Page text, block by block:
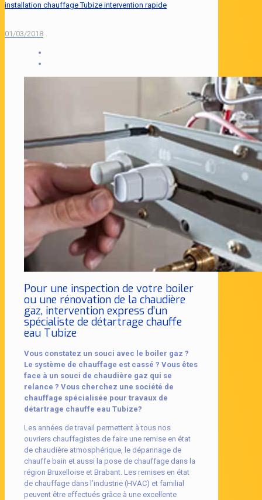
installation chauffage Tubize intervention rapide
01/03/2018
Pour une inspection de votre boiler
ou une rénovation de la chaudière
gaz, intervention express d’un
spécialiste de détartrage chauffe
eau Tubize
Vous constatez un souci avec le boiler gaz ?
Le système de chauffage est cassé ? Vous êtes
face à un souci de chaudière gaz qui se
relance ? Vous cherchez une société de
chauffage spécialisée pour travaux de
détartrage chauffe eau Tubize?
Les années de travail permettent à tous nos
ouvriers chauffagistes de faire une remise en état
de chaudière atmosphérique, le dépannage de
chauffe bain et aussi la pose de chauffage dans la
région Bruxelloise et Brabant. Les remises en état
de chauffage dans l’industrie (HVAC) et familial
peuvent être effectués grâce à une excellente